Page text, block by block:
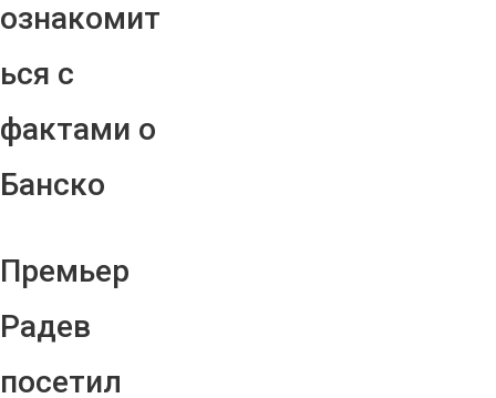
ознакомит
ься с
фактами о
Банско
Премьер
Радев
посетил